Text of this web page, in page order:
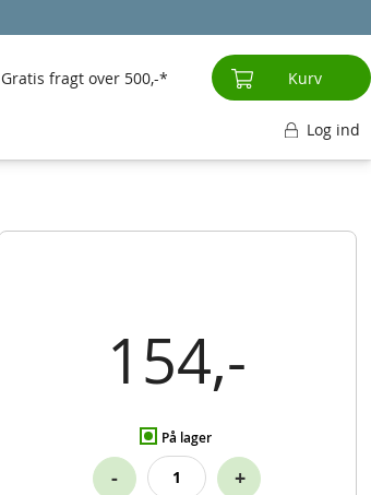
154,-
På lager
- +
Gratis fragt over 500,- Kurv
Log ind